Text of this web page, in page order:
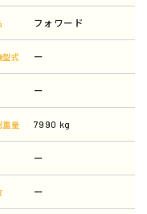
フォワード
型式 ー
ー
重量 7990 kg
ー
ー